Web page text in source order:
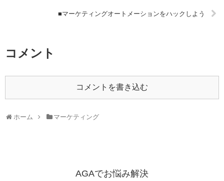
■マーケティングオートメーションをハックしよう
コメント
コメントを書き込む
ホーム マーケティング
AGAでお悩み解決